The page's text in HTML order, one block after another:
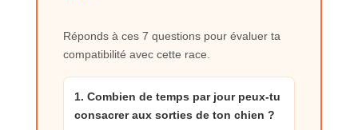
Réponds à ces 7 questions pour évaluer ta
compatibilité avec cette race.
1. Combien de temps par jour peux-tu
consacrer aux sorties de ton chien ?